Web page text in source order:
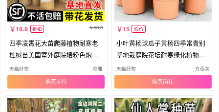
18.8 折扣 68.8
四季凌霄花大苗爬藤植物耐寒老
桩树苗美国室外庭院墙粉色炮仗
花卉
天猫好物 临雅
购买
15 低价
小叶黄杨球瓜子黄杨四季常青别
墅地栽庭院花坛耐寒绿化植物篱
笆墙
天猫好物 方佰芙
购买